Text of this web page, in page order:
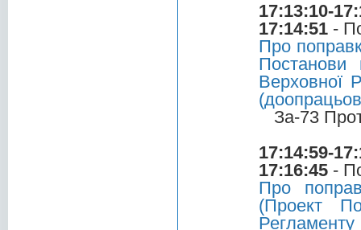
17:13:10-
17:14:51 -
Про
Постанови
Верховної
За-73
17:14:59-
17:16:45 -
Про
(Проект